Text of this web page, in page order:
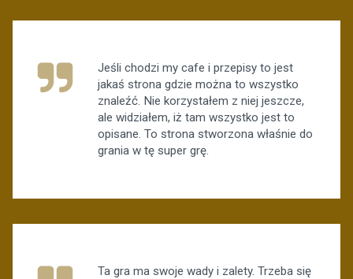
Jeśli chodzi my cafe i przepisy to jest
jakaś strona gdzie można to wszystko
znaleźć. Nie korzystałem z niej jeszcze,
ale widziałem, iż tam wszystko jest to
opisane. To strona stworzona właśnie do
grania w tę super grę.
Ta gra ma swoje wady i zalety. Trzeba się